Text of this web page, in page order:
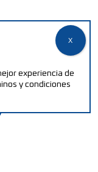
de producción
experiencia de
y condiciones